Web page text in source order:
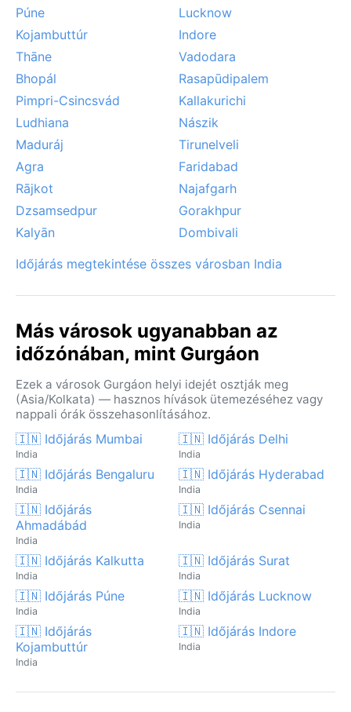
Púne
Lucknow
Kojambuttúr
Indore
Thāne
Vadodara
Bhopál
Rasapūdipalem
Pimpri-Csincsvád
Kallakurichi
Ludhiana
Nászik
Maduráj
Tirunelveli
Agra
Faridabad
Rājkot
Najafgarh
Dzsamsedpur
Gorakhpur
Kalyān
Dombivali
Időjárás megtekintése összes városban India
Más városok ugyanabban az
időzónában, mint Gurgáon
Ezek a városok Gurgáon helyi idejét osztják meg
(Asia/Kolkata) — hasznos hívások ütemezéséhez vagy
nappali órák összehasonlításához.
🇮🇳 Időjárás Mumbai
India
🇮🇳 Időjárás Delhi
India
🇮🇳 Időjárás Bengaluru
India
🇮🇳 Időjárás Hyderabad
India
🇮🇳 Időjárás
Ahmadábád
India
🇮🇳 Időjárás Csennai
India
🇮🇳 Időjárás Kalkutta
India
🇮🇳 Időjárás Surat
India
🇮🇳 Időjárás Púne
India
🇮🇳 Időjárás Lucknow
India
🇮🇳 Időjárás
Kojambuttúr
India
🇮🇳 Időjárás Indore
India